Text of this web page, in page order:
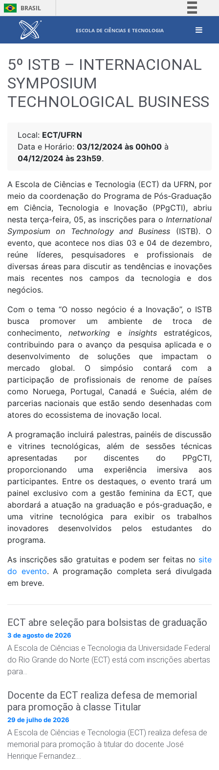
BRASIL
Acesso à informação
Canais
ESCOLA DE CIÊNCIAS E TECNOLOGIA
5º ISTB – INTERNACIONAL
SYMPOSIUM
TECHNOLOGICAL BUSINESS
Local: ECT/UFRN
Data e Horário: 03/12/2024 às 00h00 à
04/12/2024 às 23h59.
A Escola de Ciências e Tecnologia (ECT) da UFRN, por
meio da coordenação do Programa de Pós-Graduação
em Ciência, Tecnologia e Inovação (PPgCTI), abriu
nesta terça-feira, 05, as inscrições para o International
Symposium on Technology and Business (ISTB). O
evento, que acontece nos dias 03 e 04 de dezembro,
reúne líderes, pesquisadores e profissionais de
diversas áreas para discutir as tendências e inovações
mais recentes nos campos da tecnologia e dos
negócios.
Com o tema “O nosso negócio é a Inovação”, o ISTB
busca promover um ambiente de troca de
conhecimento,networking e insights estratégicos,
contribuindo para o avanço da pesquisa aplicada e o
desenvolvimento de soluções que impactam o
mercado global. O simpósio contará com a
participação de profissionais de renome de países
como Noruega, Portugal, Canadá e Suécia, além de
parcerias nacionais que estão sendo desenhadas com
atores do ecossistema de inovação local.
A programação incluirá palestras, painéis de discussão
e vitrines tecnológicas, além de sessões técnicas
apresentadas por discentes do PPgCTI,
proporcionando uma experiência imersiva aos
participantes. Entre os destaques, o evento trará um
painel exclusivo com a gestão feminina da ECT, que
abordará a atuação na graduação e pós-graduação, e
uma vitrine tecnológica para exibir os trabalhos
inovadores desenvolvidos pelos estudantes do
programa.
As inscrições são gratuitas e podem ser feitas no site
do evento. A programação completa será divulgada
em breve.
ECT abre seleção para bolsistas de graduação
3 de agosto de 2026
A Escola de Ciências e Tecnologia da Universidade Federal
do Rio Grande do Norte (ECT) está com inscrições abertas
para…
Docente da ECT realiza defesa de memorial
para promoção à classe Titular
29 de julho de 2026
A Escola de Ciências e Tecnologia (ECT) realiza defesa de
memorial para promoção à titular do docente José
Henrique Fernandez….